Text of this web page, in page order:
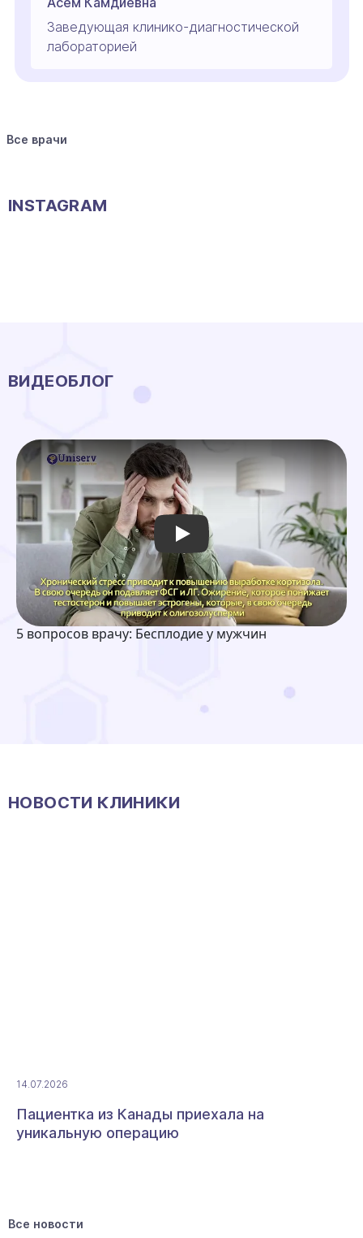
Заведующая клинико-диагностической
лабораторией
Все врачи
INSTAGRAM
ВИДЕОБЛОГ
Play: Keynote (Google I/O '18)
5 вопросов врачу: Бесплодие у мужчин
НОВОСТИ КЛИНИКИ
14.07.2026
Пациентка из Канады приехала на
уникальную операцию
Все новости